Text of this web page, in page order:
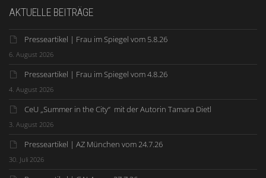
AKTUELLE BEITRÄGE
Presseartikel | Frau im Spiegel vom 5.8.26
6. August 2026
Presseartikel | Frau im Spiegel vom 4.8.26
4. August 2026
CeU „Summer in the City“ mit der Autorin Tamara Dietl
3. August 2026
Presseartikel | AZ München vom 24.7.26
30. Juli 2026